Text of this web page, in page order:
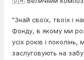
"Знай своїх, твоїх і
Фонду, в якому ми
усіх років і поколінь,
заслуговують на